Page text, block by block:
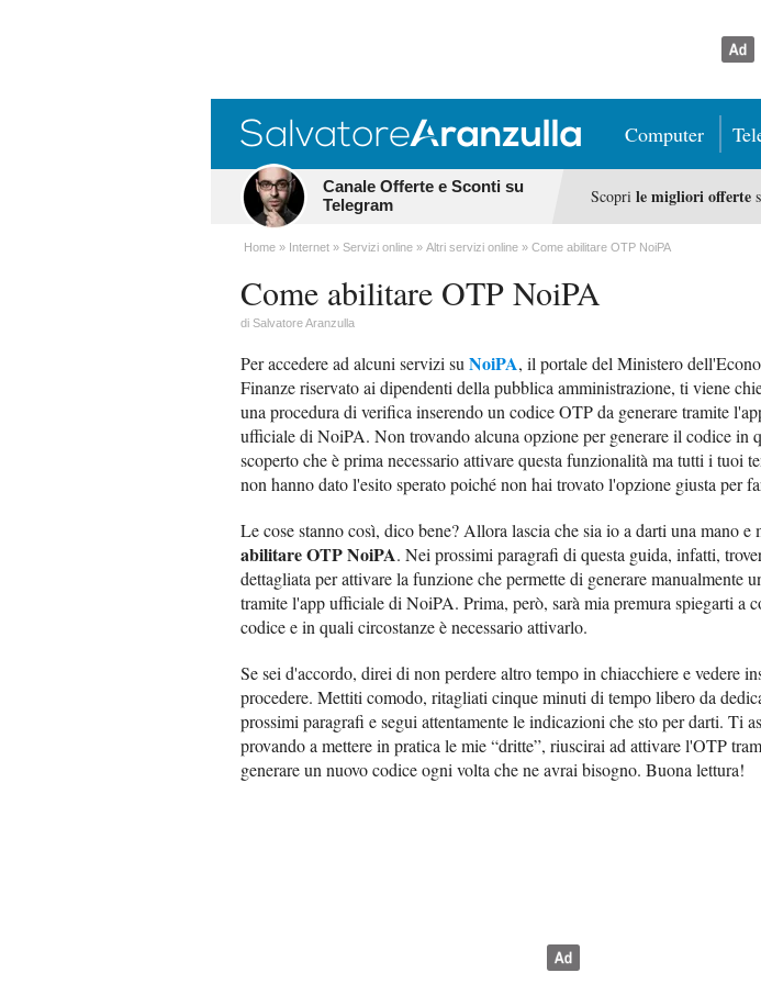
Computer
Canale Offerte e Sconti su
Telegram
Scopri le migliori offerte
Home Internet Servizi online Altri servizi online Come abilitare OTP NoiPA
Come abilitare OTP NoiPA
di Salvatore Aranzulla
Per accedere ad alcuni servizi su NoiPA, il portale del Ministero
Finanze riservato ai dipendenti della pubblica amministrazione, ti viene
una procedura di verifica inserendo un codice OTP da generare tramite
ufficiale di NoiPA. Non trovando alcuna opzione per generare il codice in
scoperto che è prima necessario attivare questa funzionalità ma tutti i tuoi
non hanno dato l'esito sperato poiché non hai trovato l'opzione giusta per
Le cose stanno così, dico bene? Allora lascia che sia io a darti una mano e
abilitare OTP NoiPA. Nei prossimi paragrafi di questa guida, infatti,
dettagliata per attivare la funzione che permette di generare manualmente
tramite l'app ufficiale di NoiPA. Prima, però, sarà mia premura spiegarti a
codice e in quali circostanze è necessario attivarlo.
Se sei d'accordo, direi di non perdere altro tempo in chiacchiere e vedere
procedere. Mettiti comodo, ritagliati cinque minuti di tempo libero da
prossimi paragrafi e segui attentamente le indicazioni che sto per darti. Ti
provando a mettere in pratica le mie “dritte”, riuscirai ad attivare l'OTP
generare un nuovo codice ogni volta che ne avrai bisogno. Buona lettura!